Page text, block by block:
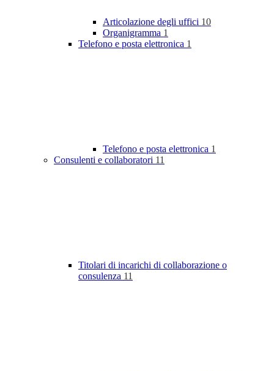
Articolazione degli uffici 10
Organigramma 1
Telefono e posta elettronica 1
Telefono e posta elettronica 1
Consulenti e collaboratori 11
Titolari di incarichi di collaborazione o
consulenza 11